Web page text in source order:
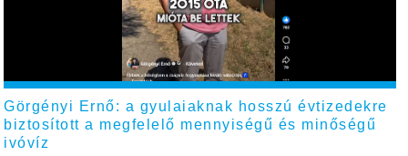
Görgényi Ernő: a gyulaiaknak hosszú évtizedekre
biztosított a megfelelő mennyiségű és minőségű
ivóvíz